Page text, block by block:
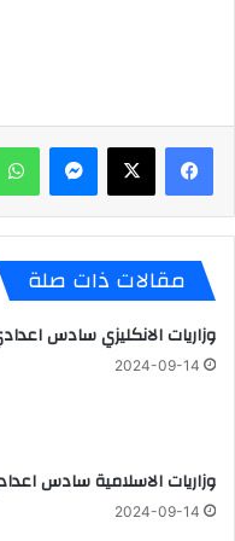
ماسنجر
مقالات ذات صلة
وزاريات الانكليزي سادس
2024-09-14
وزاريات الاسلامية سادس
2024-09-14